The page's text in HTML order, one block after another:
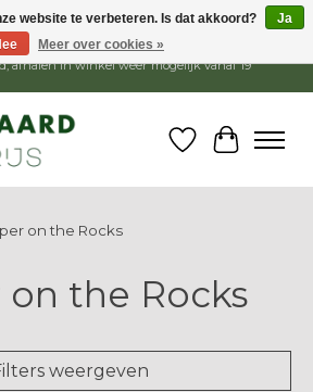
gesloten, webshop blijft open. Bestellingen
afhalen in winkel weer mogelijk vanaf 19
Verlanglijst
on the Rocks
on the Rocks
weergeven
website te verbeteren. Is dat akkoord?
Ja
Meer over cookies »